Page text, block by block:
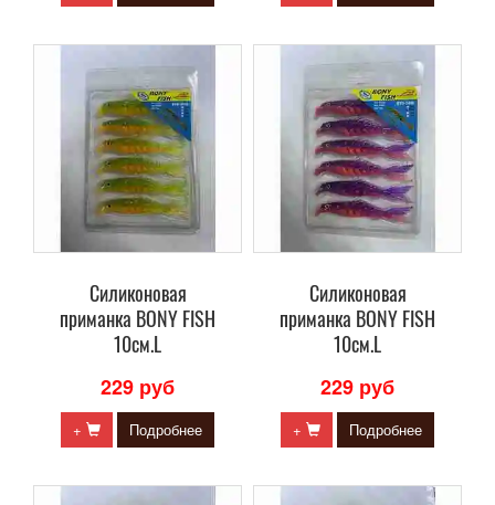
Силиконовая
приманка BONY FISH
10см.L
229 руб
+ Подробнее
Силиконовая
приманка BONY FISH
10см.L
229 руб
+ Подробнее